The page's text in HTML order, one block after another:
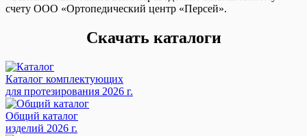
счету ООО «Ортопедический центр «Персей».
Скачать каталоги
Каталог комплектующих
для протезирования 2026 г.
Общий каталог
изделий 2026 г.